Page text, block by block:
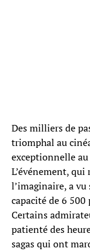
Des milliers de
triomphal au
exceptionnelle au
L’événement,
l’imaginaire, a
capacité de 6 500
Certains
patienté des
sagas qui ont